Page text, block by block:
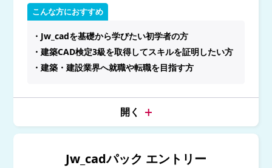
こんな方におすすめ
・Jw_cadを基礎から学びたい初学者の方
・建築CAD検定3級を取得してスキルを証明したい方
・建築・建設業界へ就職や転職を目指す方
Jw_cadパック エントリー